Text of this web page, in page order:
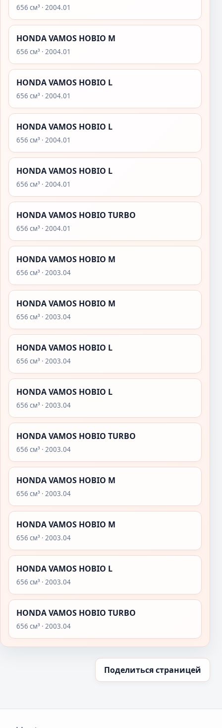
656 см³ · 2004.01
HONDA VAMOS HOBIO M
656 см³ · 2004.01
HONDA VAMOS HOBIO L
656 см³ · 2004.01
HONDA VAMOS HOBIO L
656 см³ · 2004.01
HONDA VAMOS HOBIO L
656 см³ · 2004.01
HONDA VAMOS HOBIO TURBO
656 см³ · 2004.01
HONDA VAMOS HOBIO M
656 см³ · 2003.04
HONDA VAMOS HOBIO M
656 см³ · 2003.04
HONDA VAMOS HOBIO L
656 см³ · 2003.04
HONDA VAMOS HOBIO L
656 см³ · 2003.04
HONDA VAMOS HOBIO TURBO
656 см³ · 2003.04
HONDA VAMOS HOBIO M
656 см³ · 2003.04
HONDA VAMOS HOBIO M
656 см³ · 2003.04
HONDA VAMOS HOBIO L
656 см³ · 2003.04
HONDA VAMOS HOBIO TURBO
656 см³ · 2003.04
Поделиться страницей